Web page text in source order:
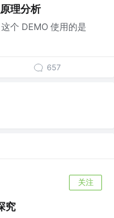
理分析
个 DEMO 使用的是
657
关注
究